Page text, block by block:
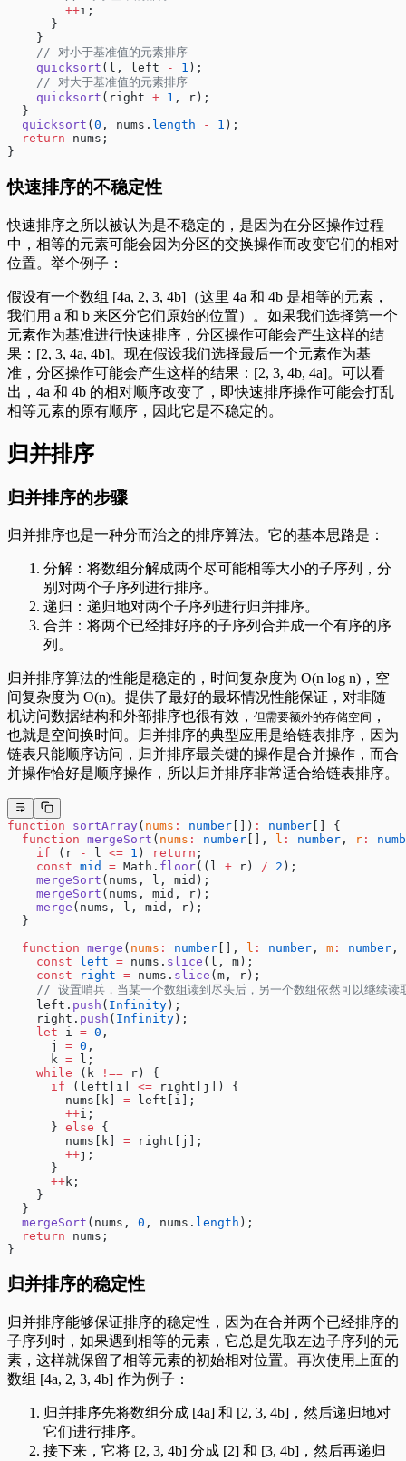
        ++
i;
      }
    }
    // 对小于基准值的元素排序
    quicksort
(l, left - 1 );
    // 对大于基准值的元素排序
    quicksort
(right + 1 , r);
  }
  quicksort
( 0 , nums. length - 1 );
  return
nums;
}
快速排序的不稳定性
快速排序之所以被认为是不稳定的，是因为在分区操作过程
中，相等的元素可能会因为分区的交换操作而改变它们的相对
位置。举个例子：
假设有一个数组 [4a, 2, 3, 4b]（这里 4a 和 4b 是相等的元素，
我们用 a 和 b 来区分它们原始的位置）。如果我们选择第一个
元素作为基准进行快速排序，分区操作可能会产生这样的结
果：[2, 3, 4a, 4b]。现在假设我们选择最后一个元素作为基
准，分区操作可能会产生这样的结果：[2, 3, 4b, 4a]。可以看
出，4a 和 4b 的相对顺序改变了，即快速排序操作可能会打乱
相等元素的原有顺序，因此它是不稳定的。
归并排序
归并排序的步骤
归并排序也是一种分而治之的排序算法。它的基本思路是：
分解：将数组分解成两个尽可能相等大小的子序列，分
别对两个子序列进行排序。
递归：递归地对两个子序列进行归并排序。
合并：将两个已经排好序的子序列合并成一个有序的序
列。
归并排序算法的性能是稳定的，时间复杂度为 O(n log n)，空
间复杂度为 O(n)。提供了最好的最坏情况性能保证，对非随
机访问数据结构和外部排序也很有效， 但需要额外的存储空间 ，
也就是空间换时间。归并排序的典型应用是给链表排序，因为
链表只能顺序访问，归并排序最关键的操作是合并操作，而合
并操作恰好是顺序操作，所以归并排序非常适合给链表排序。
function sortArray( nums : number []) : number [] {
  function
mergeSort ( nums : number [], l : number , r :
    if
(r - l <= 1 ) return ;
    const
mid = Math. floor((l + r) / 2 );
    mergeSort
(nums, l, mid);
    mergeSort
(nums, mid, r);
    merge
(nums, l, mid, r);
  }
  function
merge ( nums : number [], l : number , m : number ,
    const
left = nums. slice (l, m);
    const
right = nums. slice (m, r);
// 设置哨兵，当某一个数组读到尽头后，另一个数组依然可以继续读
    left.
push ( Infinity);
    right.
push ( Infinity);
    let
i = 0 ,
      j
= 0 ,
      k
= l;
    while
(k !== r) {
      if
(left[i] <= right[j]) {
        nums[k]
= left[i];
        ++
i;
      }
else {
        nums[k]
= right[j];
        ++
j;
      }
      ++
k;
    }
  }
  mergeSort
(nums, 0 , nums. length );
  return
nums;
}
归并排序的稳定性
归并排序能够保证排序的稳定性，因为在合并两个已经排序的
子序列时，如果遇到相等的元素，它总是先取左边子序列的元
素，这样就保留了相等元素的初始相对位置。再次使用上面的
数组 [4a, 2, 3, 4b] 作为例子：
归并排序先将数组分成 [4a] 和 [2, 3, 4b]，然后递归地对
它们进行排序。
接下来，它将 [2, 3, 4b] 分成 [2] 和 [3, 4b]，然后再递归